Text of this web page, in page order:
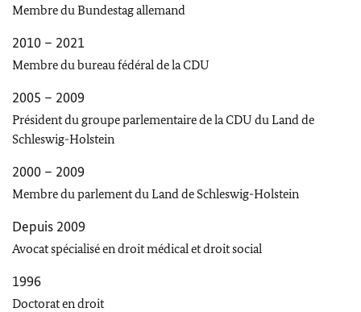
Membre du Bundestagallemand
2010 – 2021
Membre du bureau fédéral de la CDU
2005 – 2009
Président du groupe parlementaire de la CDU du Land de
Schleswig-Holstein
2000 – 2009
Membre du parlement du Land de Schleswig-Holstein
Depuis 2009
Avocat spécialisé en droit médical et droit social
1996
Doctorat en droit